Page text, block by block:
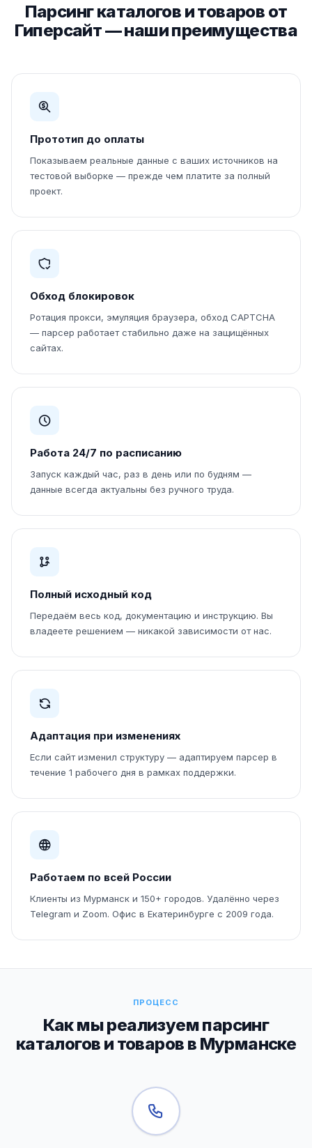
Парсинг каталогов и товаров от
Гиперсайт — наши преимущества
Прототип до оплаты
Показываем реальные данные с ваших источников на
тестовой выборке — прежде чем платите за полный
проект.
Обход блокировок
Ротация прокси, эмуляция браузера, обход CAPTCHA
— парсер работает стабильно даже на защищённых
сайтах.
Работа 24/7 по расписанию
Запуск каждый час, раз в день или по будням —
данные всегда актуальны без ручного труда.
Полный исходный код
Передаём весь код, документацию и инструкцию. Вы
владеете решением — никакой зависимости от нас.
Адаптация при изменениях
Если сайт изменил структуру — адаптируем парсер в
течение 1 рабочего дня в рамках поддержки.
Работаем по всей России
Клиенты из Мурманск и 150+ городов. Удалённо через
Telegram и Zoom. Офис в Екатеринбурге с 2009 года.
ПРОЦЕСС
Как мы реализуем парсинг
каталогов и товаров в Мурманске